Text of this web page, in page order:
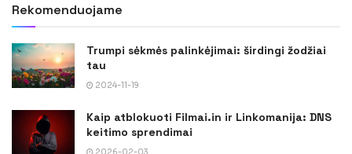
Rekomenduojame
Trumpi sėkmės palinkėjimai: širdingi žodžiai
tau
2024-11-19
Kaip atblokuoti Filmai.in ir Linkomanija: DNS
keitimo sprendimai
2026-02-03